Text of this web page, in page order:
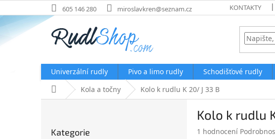
na
obsah
605 146 280 miroslavkren@seznam.cz KONTAKTY
Univerzální rudly Pivo a limo rudly Schodišťové rudly
Domů Kola a točny Kolo k rudlu K 20/ J 33 B
kategorie
Kategorie
Kolo k rudlu
Průměrné
1 hodnocení